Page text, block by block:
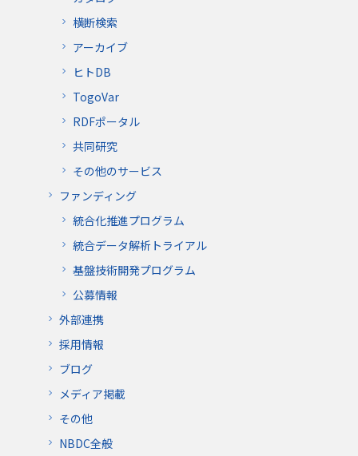
横断検索
アーカイブ
ヒトDB
TogoVar
RDFポータル
共同研究
その他のサービス
ファンディング
統合化推進プログラム
統合データ解析トライアル
基盤技術開発プログラム
公募情報
外部連携
採用情報
ブログ
メディア掲載
その他
NBDC全般